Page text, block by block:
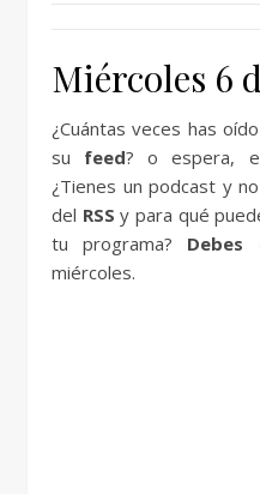
Miércoles 6
¿Cuántas veces has
su feed? o espera,
¿Tienes un podcast y
del RSS y para qué
tu programa? Debes
miércoles.